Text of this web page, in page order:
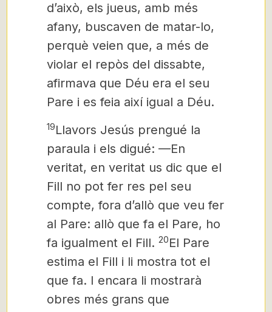
d’això, els jueus, amb més
afany, buscaven de matar-lo,
perquè veien que, a més de
violar el repòs del dissabte,
afirmava que Déu era el seu
Pare i es feia així igual a Déu.
19Llavors Jesús prengué la
paraula i els digué: —En
veritat, en veritat us dic que el
Fill no pot fer res pel seu
compte, fora d’allò que veu fer
al Pare: allò que fa el Pare, ho
fa igualment el Fill. 20El Pare
estima el Fill i li mostra tot el
que fa. I encara li mostrarà
obres més grans que